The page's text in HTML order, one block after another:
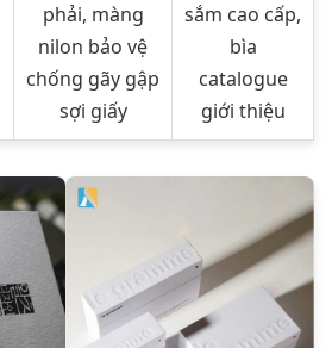
phải, màng
nilon bảo vệ
chống gãy gập
sợi giấy
sắm cao cấp,
bìa
catalogue
giới thiệu